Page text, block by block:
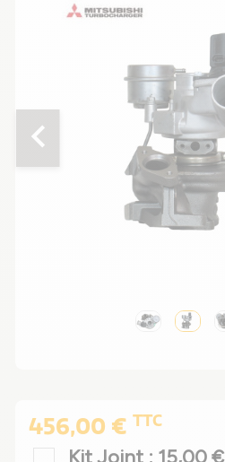
chevron_left
456,00 € TTC
Kit Joint : 15,00 €